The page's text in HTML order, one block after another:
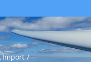
Import